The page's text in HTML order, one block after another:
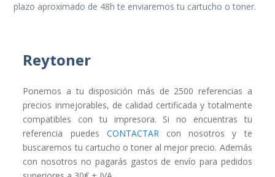
plazo aproximado de 48h te enviaremos tu cartucho o toner.
Reytoner
Ponemos a tu disposición más de 2500 referencias a
precios inmejorables, de calidad certificada y totalmente
compatibles con tu impresora. Si no encuentras tu
referencia puedes CONTACTARcon nosotros y te
buscaremos tu cartucho o toner al mejor precio. Además
con nosotros no pagarás gastos de envío para pedidos